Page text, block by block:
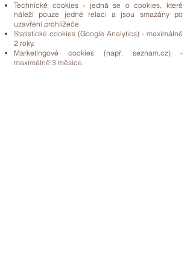
Technické cookies - jedná se o cookies, které
náleží pouze jedné relaci a jsou smazány po
uzavření prohlížeče.
Statistické cookies (Google Analytics) - maximálně
2 roky.
Marketingové cookies (např. seznam.cz) -
maximálně 3 měsíce.